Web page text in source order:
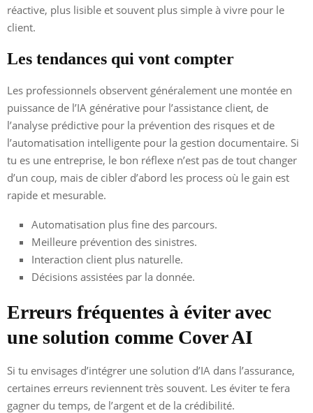
réactive, plus lisible et souvent plus simple à vivre pour le
client.
Les tendances qui vont compter
Les professionnels observent généralement une montée en
puissance de l’IA générative pour l’assistance client, de
l’analyse prédictive pour la prévention des risques et de
l’automatisation intelligente pour la gestion documentaire. Si
tu es une entreprise, le bon réflexe n’est pas de tout changer
d’un coup, mais de cibler d’abord les process où le gain est
rapide et mesurable.
Automatisation plus fine des parcours.
Meilleure prévention des sinistres.
Interaction client plus naturelle.
Décisions assistées par la donnée.
Erreurs fréquentes à éviter avec
une solution comme Cover AI
Si tu envisages d’intégrer une solution d’IA dans l’assurance,
certaines erreurs reviennent très souvent. Les éviter te fera
gagner du temps, de l’argent et de la crédibilité.